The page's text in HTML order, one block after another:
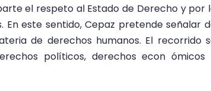
el respeto al Estado de Derecho y por
este sentido, Cepaz pretende señalar
de derechos humanos. El recorrido
políticos, derechos econ ómicos